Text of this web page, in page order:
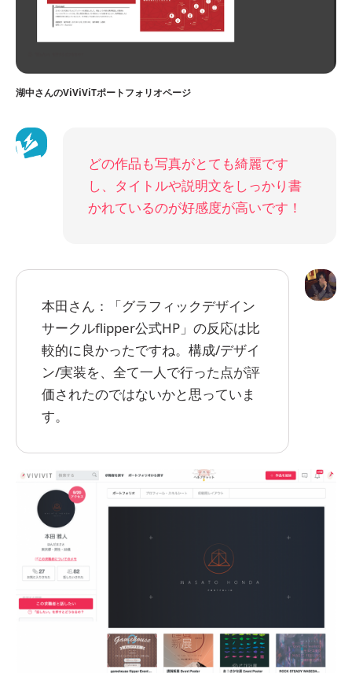
湖中さんのViViViTポートフォリオページ
どの作品も写真がとても綺麗です
し、タイトルや説明文をしっかり書
かれているのが好感度が高いです！
本田さん：「グラフィックデザイン
サークルflipper公式HP」の反応は比
較的に良かったですね。構成/デザイ
ン/実装を、全て一人で行った点が評
価されたのではないかと思っていま
す。